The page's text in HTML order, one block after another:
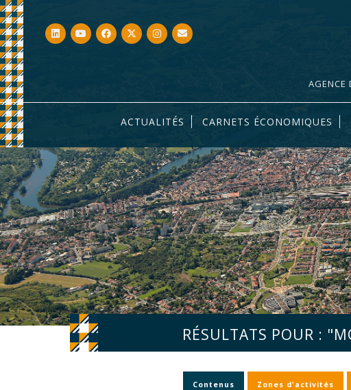
AGENCE
ACTUALITÉS CARNETS ÉCONOMIQUES
RÉSULTATS POUR :
Contenus Zones d'activités